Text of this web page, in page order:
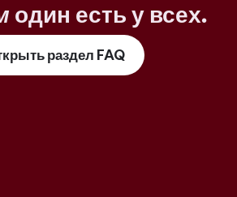
один есть у всех.
раздел FAQ